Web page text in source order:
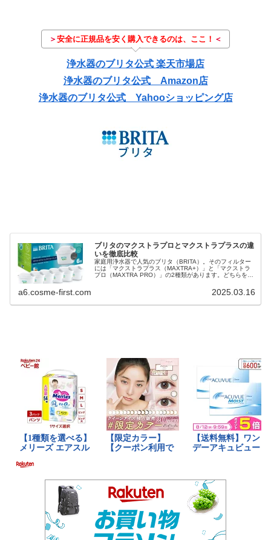
＞ 安全に正規品を安く購入できるのは、ここ！ ＜
浄水器のブリタ公式 楽天市場店
浄水器のブリタ公式 Amazon店
浄水器のブリタ公式 Yahooショッピング店
ブリタのマクストラプロとマクストラプラスの違
いを徹底比較
家庭用浄水器で人気のブリタ（BRITA）。そのフィルター
には「マクストラプラス（MAXTRA+）」と「マクストラ
プロ（MAXTRA PRO）」の2種類があります。どちらを選
a6.cosme-first.com 2025.03.16